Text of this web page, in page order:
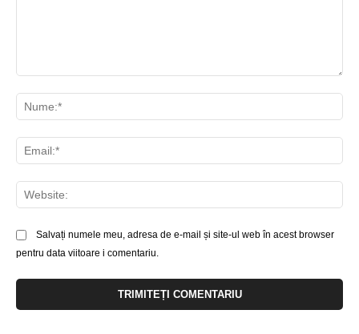
Salvați numele meu, adresa de e-mail și site-ul web în acest browser
pentru data viitoare i comentariu.